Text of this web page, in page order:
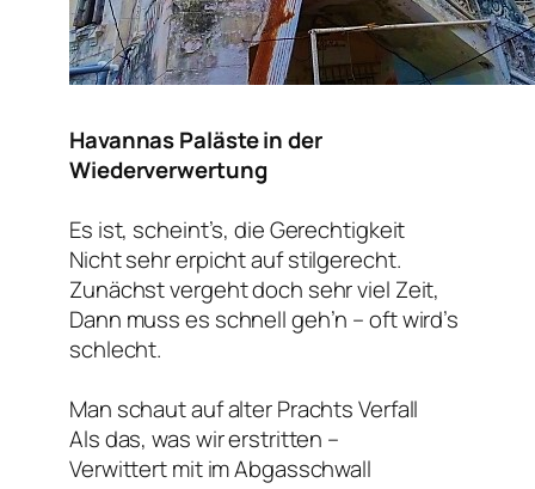
Havannas Paläste in der
Wiederverwertung
Es ist, scheint’s, die Gerechtigkeit
Nicht sehr erpicht aufstilgerecht.
Zunächst vergeht doch sehr viel Zeit,
Dann muss es schnell geh’n – oft wird’s
schlecht.
Man schaut auf alter Prachts Verfall
Als das, was wir erstritten –
Verwittert mit im Abgasschwall